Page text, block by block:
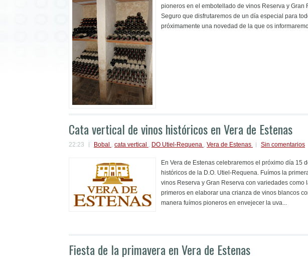
pioneros en el embotellado de vinos Reserva y
Seguro que disfrutaremos de un día especial para
próximamente una novedad de la que os
Cata vertical de vinos históricos en Vera de Estenas
22:23 Bobal cata vertical DO Utiel-Requena Vera de Estenas Sin comentarios
En Vera de Estenas celebraremos el próximo día 15
históricos de la D.O. Utiel-Requena. Fuímos la
vinos Reserva y Gran Reserva con variedades
primeros en elaborar una crianza de vinos blancos
manera fuímos pioneros en envejecer la uva...
Fiesta de la primavera en Vera de Estenas